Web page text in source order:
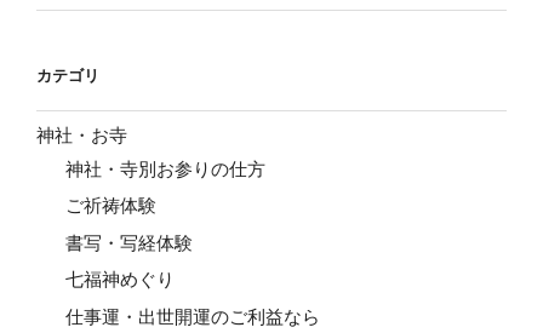
カテゴリ
神社・お寺
神社・寺別お参りの仕方
ご祈祷体験
書写・写経体験
七福神めぐり
仕事運・出世開運のご利益なら